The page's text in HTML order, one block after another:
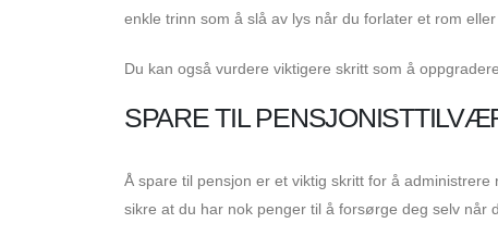
enkle trinn som å slå av lys når du forlater et rom
Du kan også vurdere viktigere skritt som å
SPARE TIL
Å spare til pensjon er et viktig skritt for å
sikre at du har nok penger til å forsørge deg selv når